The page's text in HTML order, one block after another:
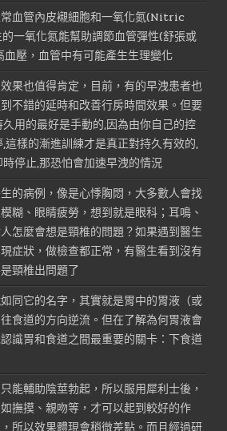
血管內皮襯細胞和一氧化氮(Nitric
一氧化氮能幫助調節血管彈性(舒張或
壓，血管中有可能產生生理變化
果也值得肯定，目前，有的早洩患者也
不錯的延時和改善行房時間效果。但要
用的最好是手動的,因為由你自己的控
這樣的漸進訓練才是真正對持久有效的,
停止,那恐怕會加速早洩的情況
的病例，像是心悸胸悶，大多數人會找
糊、眼睛疲勞，想到就是眼科；耳鳴、
怎麼會想是頸椎的問題？如果遇到醫生
症狀，做檢查都正常，有醫生看到沒有
頸椎出問題了
同它的名字，其實就是胃中的胃液（或
食道的方向逆流。但在了解為何胃液會
識胃和食道之間最重要的關卡：下食道
能輔助陰莖勃起，所以服用犀利士後，
撫摸、親吻等，才可以起到較好的作
所以效果體現會稍微差點。而且經過研